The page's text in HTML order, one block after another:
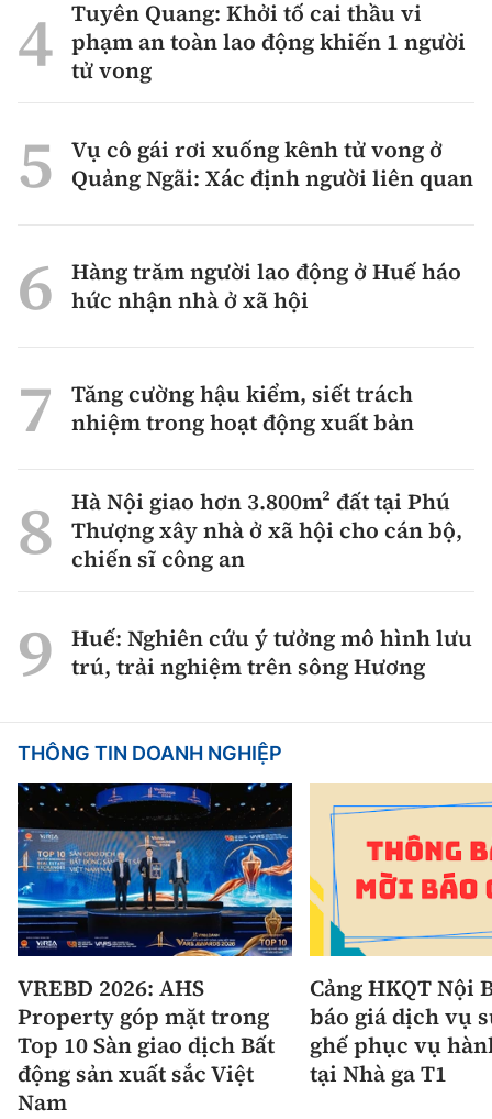
Tuyên Quang: Khởi tố cai thầu vi
phạm an toàn lao động khiến 1 người
tử vong
Vụ cô gái rơi xuống kênh tử vong ở
Quảng Ngãi: Xác định người liên quan
Hàng trăm người lao động ở Huế háo
hức nhận nhà ở xã hội
Tăng cường hậu kiểm, siết trách
nhiệm trong hoạt động xuất bản
Hà Nội giao hơn 3.800m² đất tại Phú
Thượng xây nhà ở xã hội cho cán bộ,
chiến sĩ công an
Huế: Nghiên cứu ý tưởng mô hình lưu
trú, trải nghiệm trên sông Hương
THÔNG TIN DOANH NGHIỆP
VREBD 2026: AHS
Property góp mặt trong
Top 10 Sàn giao dịch Bất
động sản xuất sắc Việt
Nam
Cảng HKQT Nội
báo giá dịch vụ
ghế phục vụ
tại Nhà ga T1